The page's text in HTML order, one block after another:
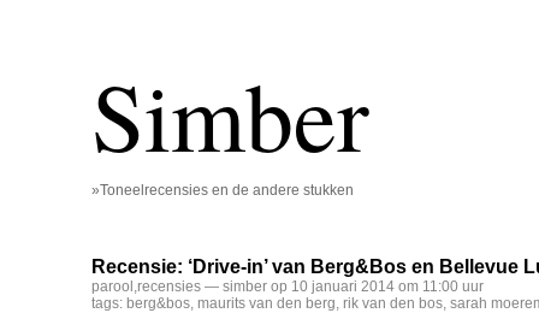
Simber
»Toneelrecensies en de andere stukken
Recensie: ‘Drive-in’ van Berg&Bos en Bellevue
parool ,recensies — simber op 10 januari 2014 om 11:00 uur
tags: berg&bos, maurits van den berg, rik van den bos, sarah